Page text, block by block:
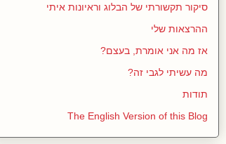
סיקור תקשורתי של הבלוג וראיונות איתי
ההרצאות שלי
אז מה אני אומרת, בעצם?
מה עשיתי לגבי זה?
תודות
The English Version of this Blog